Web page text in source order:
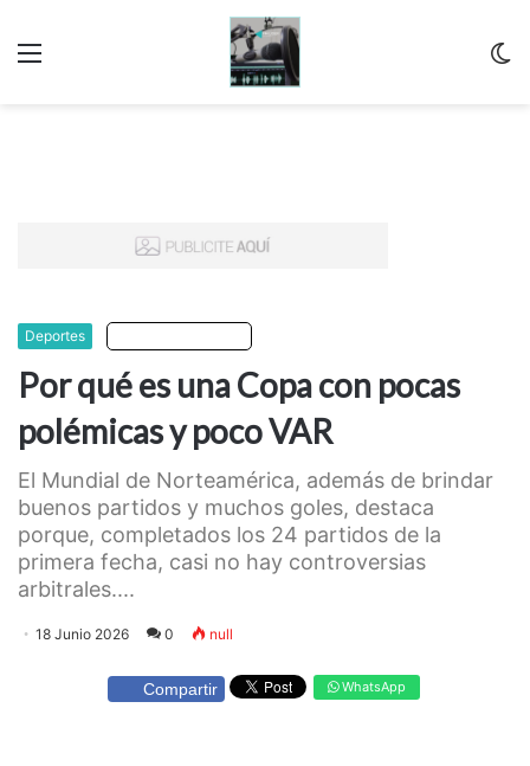
Deportes
Por qué es una Copa con pocas
polémicas y poco VAR
El Mundial de Norteamérica, además de brindar
buenos partidos y muchos goles, destaca
porque, completados los 24 partidos de la
primera fecha, casi no hay controversias
arbitrales....
18 Junio 2026 0 null
Compartir WhatsApp